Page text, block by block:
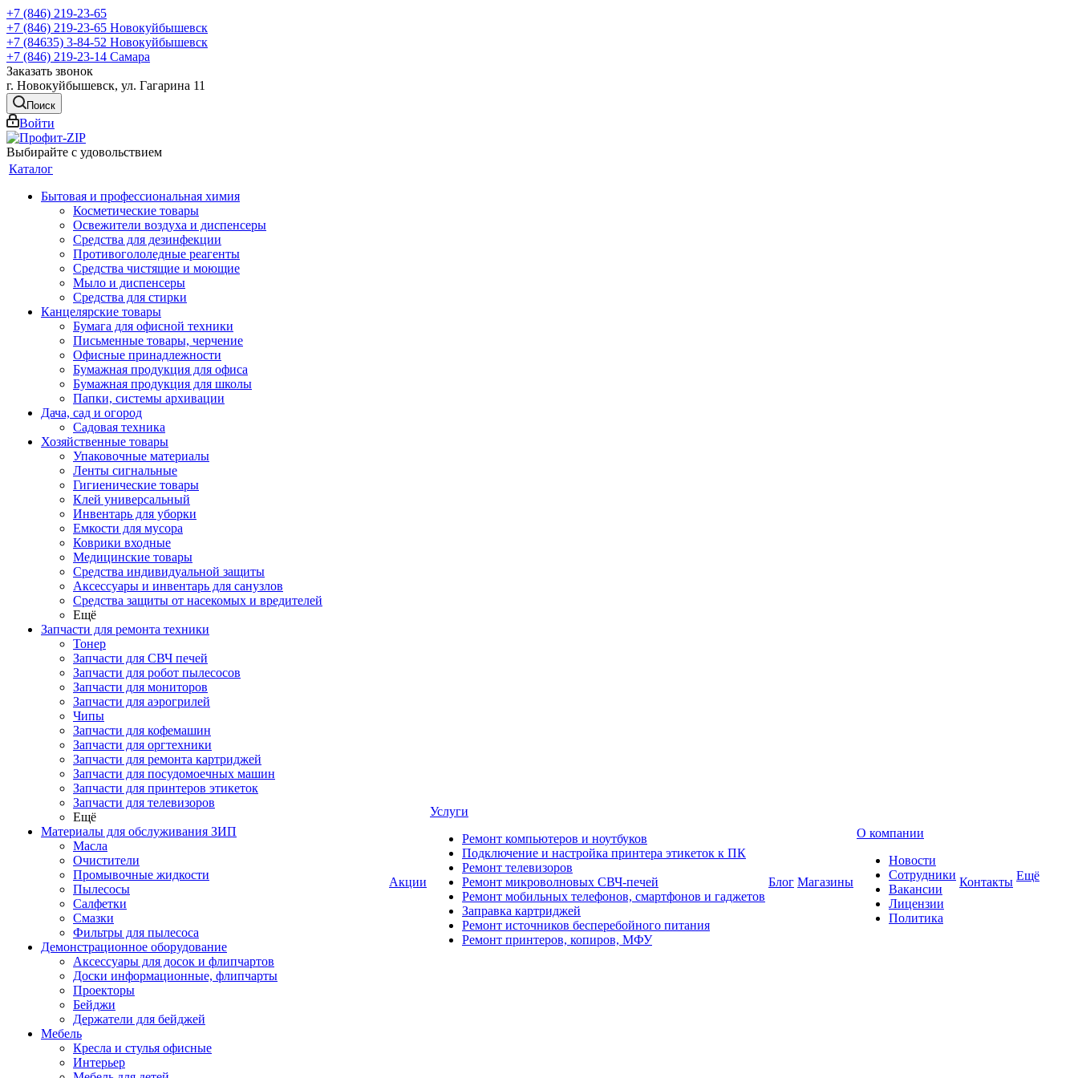
+7 (846) 219-23-65
+7 (846) 219-23-65 Новокуйбышевск
+7 (84635) 3-84-52 Новокуйбышевск
+7 (846) 219-23-14 Самара
Заказать звонок
г. Новокуйбышевск, ул. Гагарина 11
Поиск
Войти
Выбирайте с удовольствием
Каталог
Бытовая и профессиональная химия
Косметические товары
Освежители воздуха и диспенсеры
Средства для дезинфекции
Противогололедные реагенты
Средства чистящие и моющие
Мыло и диспенсеры
Средства для стирки
Канцелярские товары
Бумага для офисной техники
Письменные товары, черчение
Офисные принадлежности
Бумажная продукция для офиса
Бумажная продукция для школы
Папки, системы архивации
Дача, сад и огород
Садовая техника
Хозяйственные товары
Упаковочные материалы
Ленты сигнальные
Гигиенические товары
Клей универсальный
Инвентарь для уборки
Емкости для мусора
Коврики входные
Медицинские товары
Средства индивидуальной защиты
Аксессуары и инвентарь для санузлов
Средства защиты от насекомых и вредителей
Ещё
Запчасти для ремонта техники
Тонер
Запчасти для СВЧ печей
Запчасти для робот пылесосов
Запчасти для мониторов
Запчасти для аэрогрилей
Чипы
Запчасти для кофемашин
Запчасти для оргтехники
Запчасти для ремонта картриджей
Запчасти для посудомоечных машин
Запчасти для принтеров этикеток
Запчасти для телевизоров
Ещё
Материалы для обслуживания ЗИП
Масла
Очистители
Промывочные жидкости
Пылесосы
Салфетки
Смазки
Фильтры для пылесоса
Демонстрационное оборудование
Аксессуары для досок и флипчартов
Доски информационные, флипчарты
Проекторы
Бейджи
Держатели для бейджей
Мебель
Кресла и стулья офисные
Интерьер
Акции
Услуги
Ремонт компьютеров и ноутбуков
Подключение и настройка принтера этикеток к ПК
Ремонт телевизоров
Ремонт микроволновых СВЧ-печей
Ремонт мобильных телефонов, смартфонов и гаджетов
Заправка картриджей
Ремонт источников бесперебойного питания
Ремонт принтеров, копиров, МФУ
Блог Магазины
О компании
Новости
Сотрудники
Вакансии
Лицензии
Политика
Контакты Ещё